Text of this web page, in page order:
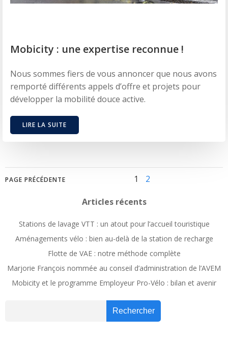
Mobicity : une expertise reconnue !
Nous sommes fiers de vous annoncer que nous avons
remporté différents appels d’offre et projets pour
développer la mobilité douce active.
LIRE LA SUITE
Posts
navigation
PAGE PRÉCÉDENTE
navigation
Page
1 Page
2
Articles récents
Stations de lavage VTT : un atout pour l’accueil touristique
Aménagements vélo : bien au-delà de la station de recharge
Flotte de VAE : notre méthode complète
Marjorie François nommée au conseil d’administration de l’AVEM
Mobicity et le programme Employeur Pro-Vélo : bilan et avenir
Rechercher